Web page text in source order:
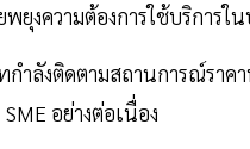
งความต้องการใช้บริการใน
ลังติดตามสถานการณ์ราค
อย่างต่อเนื่อง